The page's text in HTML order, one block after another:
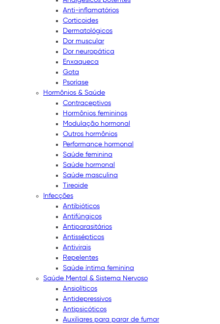
Anti-inflamatórios
Corticoides
Dermatológicos
Dor muscular
Dor neuropática
Enxaqueca
Gota
Psoríase
Hormônios & Saúde
Contraceptivos
Hormônios femininos
Modulação hormonal
Outros hormônios
Performance hormonal
Saúde feminina
Saúde hormonal
Saúde masculina
Tireoide
Infecções
Antibióticos
Antifúngicos
Antiparasitários
Antissépticos
Antivirais
Repelentes
Saúde íntima feminina
Saúde Mental & Sistema Nervoso
Ansiolíticos
Antidepressivos
Antipsicóticos
Auxiliares para parar de fumar